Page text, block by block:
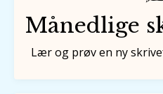
Månedlige
Lær og prøv en ny